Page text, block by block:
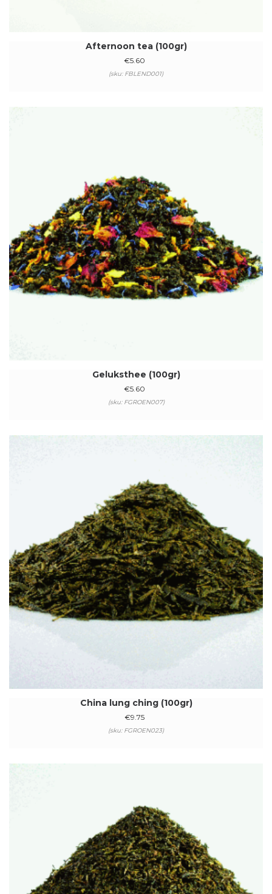
Afternoon tea (100gr)
€5.60
(sku: FBLEND001)
Geluksthee (100gr)
€5.60
(sku: FGROEN007)
China lung ching (100gr)
€9.75
(sku: FGROEN023)